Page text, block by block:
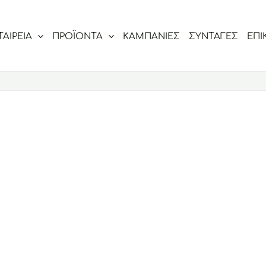
ΠΡΟΪΟΝΤΑ ΚΑΜΠΑΝΙΕΣ ΣΥΝΤΑΓΕΣ